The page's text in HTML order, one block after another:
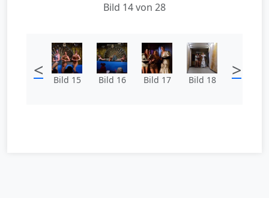
Bild 14 von 28
< Bild 15 Bild 16 Bild 17 Bild 18 >